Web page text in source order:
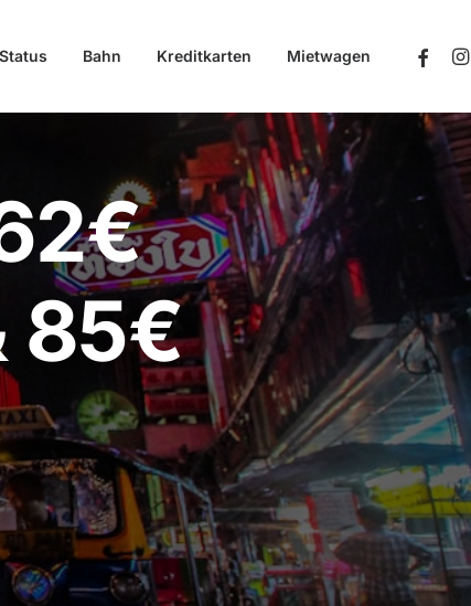
Bahn Kreditkarten Mietwagen
85€